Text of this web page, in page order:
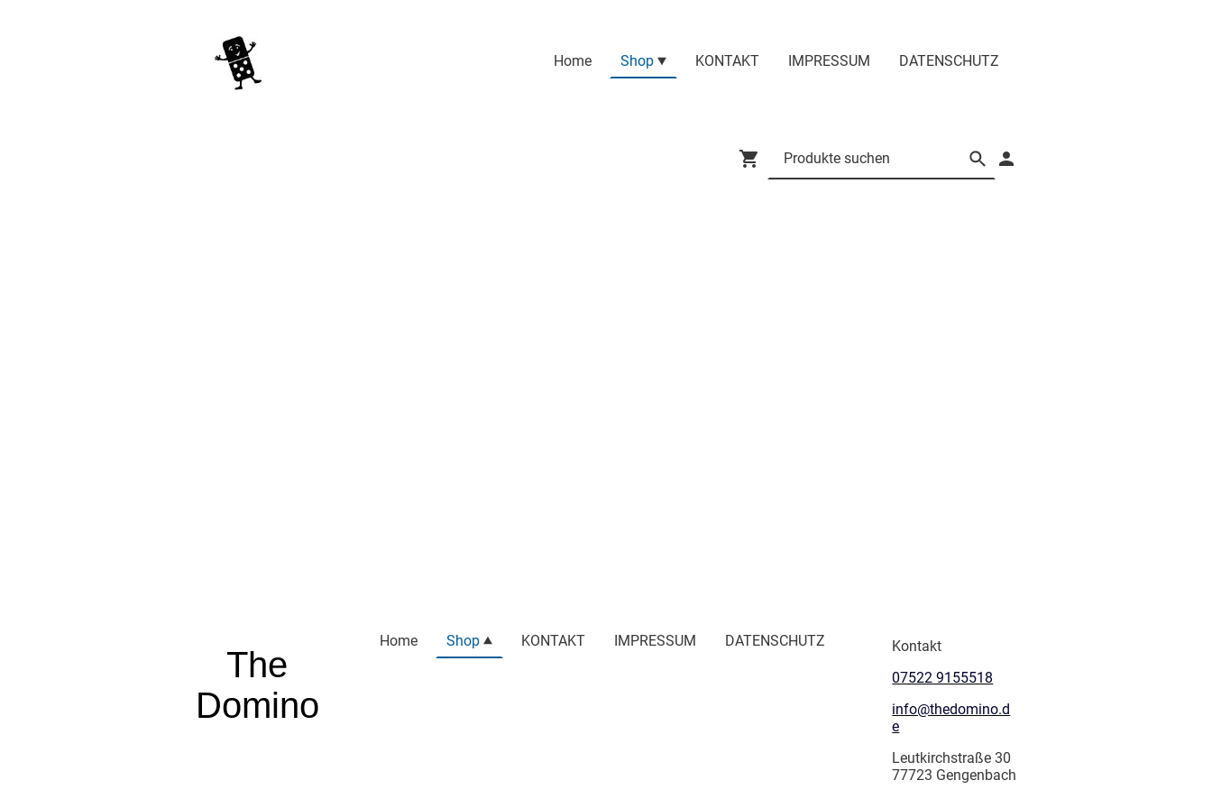
Home Shop KONTAKT IMPRESSUM DATENSCHUTZ
The
Domino
Home Shop KONTAKT IMPRESSUM DATENSCHUTZ
Kontakt
07522 9155518
info@thedomino.d
e
Leutkirchstraße 30
77723 Gengenbach